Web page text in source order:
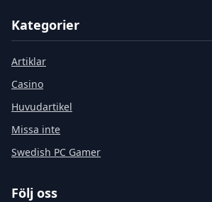
Kategorier
Artiklar
Casino
Huvudartikel
Missa inte
Swedish PC Gamer
Följ oss